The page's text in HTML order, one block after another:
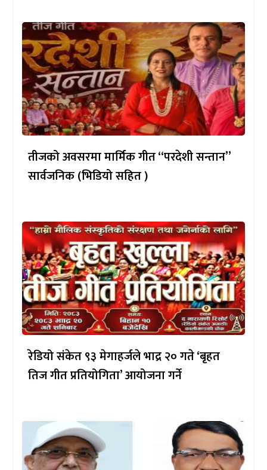
तीजको अवसरमा मार्मिक गीत “परदेशी सन्तान”
सार्वजनिक (भिडियो सहित )
रेडियो संकेत ९३ मेगाहर्जले भाद्र २० गते ‘बृहत
तिज गीत प्रतियोगिता’ आयोजना गर्ने